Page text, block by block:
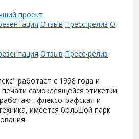
Отзыв Пресс-релиз О
Отзыв Пресс-релиз
работает с 1998 года и
самоклеящейся этикетки.
флексографская и
имеется большой парк